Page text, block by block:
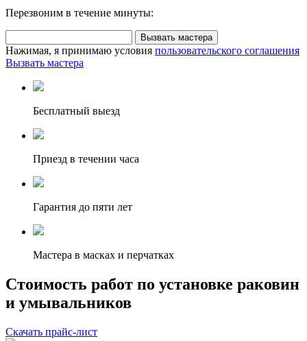
Перезвоним в течение минуты:
Вызвать мастера
Нажимая, я принимаю условия пользовательского соглашения
Вызвать мастера
Бесплатный выезд
Приезд в течении часа
Гарантия до пяти лет
Мастера в масках и перчатках
Стоимость работ по установке раковин
и умывальников
Скачать прайс-лист